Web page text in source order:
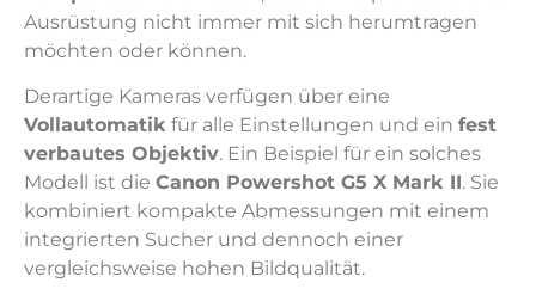
Ausrüstung nicht immer mit sich herumtragen
möchten oder können.
Derartige Kameras verfügen über eine
Vollautomatik für alle Einstellungen und ein fest
verbautes Objektiv. Ein Beispiel für ein solches
Modell ist die Canon Powershot G5 X Mark II. Sie
kombiniert kompakte Abmessungen mit einem
integrierten Sucher und dennoch einer
vergleichsweise hohen Bildqualität.